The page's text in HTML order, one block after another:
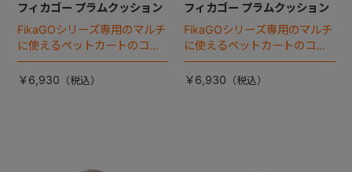
フィカゴー プラムクッション
FikaGOシリーズ専用のマルチ
に使えるペットカートのコー
ナークッション登場。
￥6,930
フィカゴー プラムクッション
FikaGOシリーズ専用のマルチ
に使えるペットカートのコー
ナークッション登場。
￥6,930